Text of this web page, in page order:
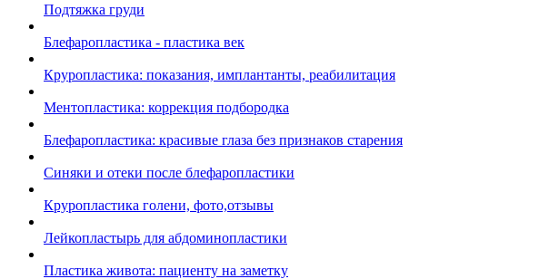
Подтяжка груди
Блефаропластика - пластика век
Круропластика: показания, имплантанты, реабилитация
Ментопластика: коррекция подбородка
Блефаропластика: красивые глаза без признаков старения
Синяки и отеки после блефаропластики
Круропластика голени, фото,отзывы
Лейкопластырь для абдоминопластики
Пластика живота: пациенту на заметку